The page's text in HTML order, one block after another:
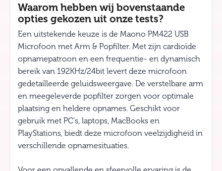
Waarom hebben wij bovenstaande
opties gekozen uit onze tests?
Een uitstekende keuze is de Maono PM422 USB
Microfoon met Arm & Popfilter. Met zijn cardioïde
opnamepatroon en een frequentie- en dynamisch
bereik van 192KHz/24bit levert deze microfoon
gedetailleerde geluidsweergave. De verstelbare arm
en meegeleverde popfilter zorgen voor optimale
plaatsing en heldere opnames. Geschikt voor
gebruik met PC's, laptops, MacBooks en
PlayStations, biedt deze microfoon veelzijdigheid in
verschillende opnamesituaties.